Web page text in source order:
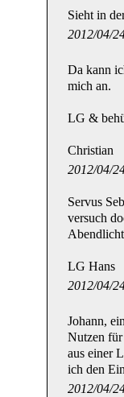
Sieht in
2012/04/
Da kann
mich an.
LG &
Christian
2012/04/
Servus
versuch
LG Hans
2012/04/
Johann,
Nutzen
aus einer
ich den
2012/04/